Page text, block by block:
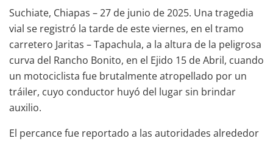
Suchiate, Chiapas – 27 de junio de 2025. Una tragedia
vial se registró la tarde de este viernes, en el tramo
carretero Jaritas – Tapachula, a la altura de la peligrosa
curva del Rancho Bonito, en el Ejido 15 de Abril, cuando
un motociclista fue brutalmente atropellado por un
tráiler, cuyo conductor huyó del lugar sin brindar
auxilio.
El percance fue reportado a las autoridades alrededor